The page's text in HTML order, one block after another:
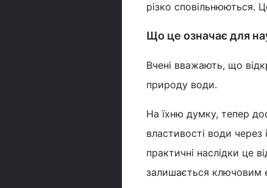
різко сповільнюються.
Що це означає для
Вчені вважають, що
природу води.
На їхню думку, тепер
властивості води через
практичні наслідки це
залишається ключовим